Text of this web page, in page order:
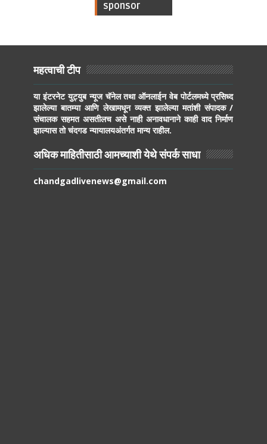
sponsor
महत्वाची टीप
या इंटरनेट युट्युब न्यूज चॅनेल तथा ऑनलाईन वेब पोर्टलमध्ये प्रसिध्द
झालेल्या बातम्या आणि लेखामधून व्यक्त झालेल्या मतांशी संपादक /
संचालक सहमत असतीलच असे नाही अनावधानाने काही वाद निर्माण
झाल्यास तो चंदगड न्यायालयअंतर्गत मान्य राहील.
अधिक माहितीसाठी आमच्याशी येथे संपर्क साधा
chandgadlivenews@gmail.com